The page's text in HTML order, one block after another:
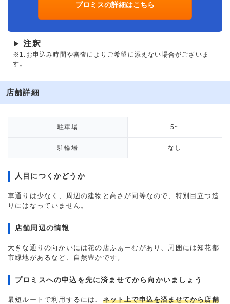
プロミスの詳細はこちら
▶ 注釈
※1.お申込み時間や審査によりご希望に添えない場合がございま
す。
店舗詳細
駐車場 5~
駐輪場 なし
人目につくかどうか
車通りは少なく、周辺の建物と高さが同等なので、特別目立つ造
りにはなっていません。
店舗周辺の情報
大きな通りの向かいには花の店ふぁーむがあり、周囲には知花都
市緑地があるなど、自然豊かです。
プロミスへの申込を先に済ませてから向かいましょう
最短ルートで利用するには、 ネット上で申込を済ませてから店舗